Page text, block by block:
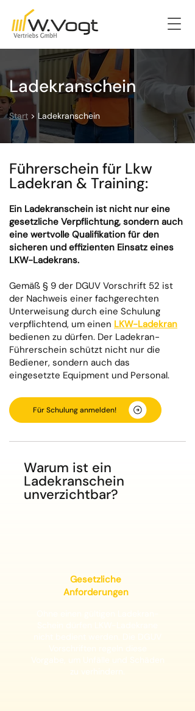
Ladekranschein
Start > Ladekranschein
Führerschein für Lkw
Ladekran & Training:
Ein Ladekranschein ist nicht nur eine
gesetzliche Verpflichtung, sondern auch
eine wertvolle Qualifikation für den
sicheren und effizienten Einsatz eines
LKW-Ladekrans.
Gemäß § 9 der DGUV Vorschrift 52 ist
der Nachweis einer fachgerechten
Unterweisung durch eine Schulung
verpflichtend, um einen LKW-Ladekran
bedienen zu dürfen. Der Ladekran-
Führerschein schützt nicht nur die
Bediener, sondern auch das
eingesetzte Equipment und Personal.
Für Schulung anmelden!
Warum ist ein
Ladekranschein
unverzichtbar?
Gesetzliche
Anforderungen